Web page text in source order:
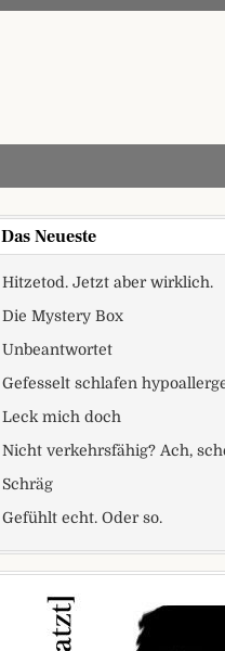
Das Neueste
Hitzetod. Jetzt aber wirklich.
Die Mystery Box
Unbeantwortet
Gefesselt schlafen
Leck mich doch
Nicht verkehrsfähig? Ach,
Schräg
Gefühlt echt. Oder so.